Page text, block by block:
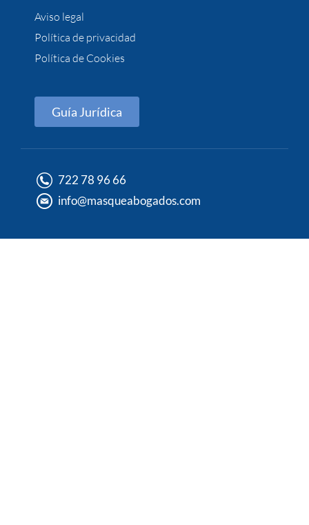
Aviso legal
Política de privacidad
Política de Cookies
Guía Jurídica
722 78 96 66
info@masqueabogados.com